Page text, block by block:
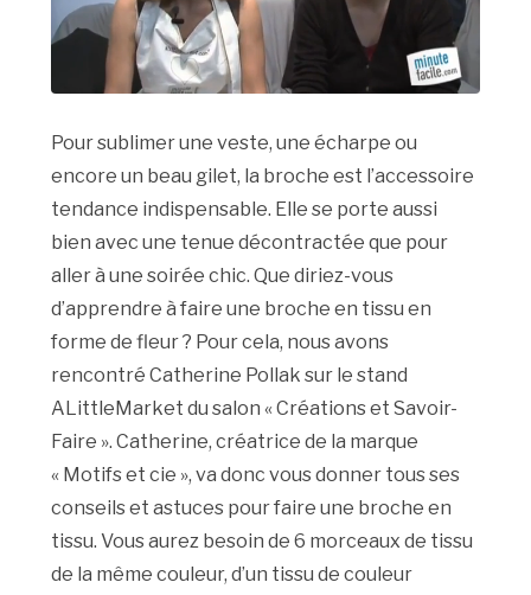
Pour sublimer une veste, une écharpe ou
encore un beau gilet, la broche est l’accessoire
tendance indispensable. Elle se porte aussi
bien avec une tenue décontractée que pour
aller à une soirée chic. Que diriez-vous
d’apprendre à faire une broche en tissu en
forme de fleur ? Pour cela, nous avons
rencontré Catherine Pollak sur le stand
ALittleMarket du salon « Créations et Savoir-
Faire ». Catherine, créatrice de la marque
« Motifs et cie », va donc vous donner tous ses
conseils et astuces pour faire une broche en
tissu. Vous aurez besoin de 6 morceaux de tissu
de la même couleur, d’un tissu de couleur